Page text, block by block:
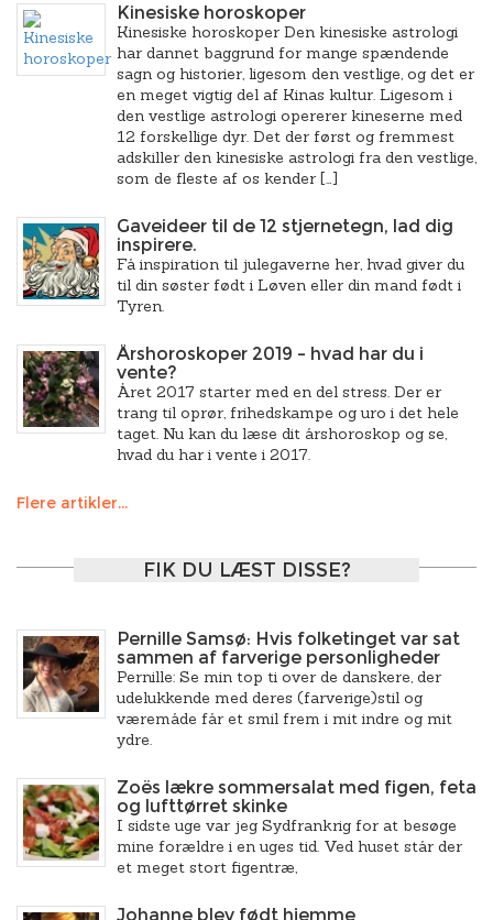
Kinesiske horoskoper
Kinesiske horoskoper Den kinesiske astrologi
har dannet baggrund for mange spændende
sagn og historier, ligesom den vestlige, og det er
en meget vigtig del af Kinas kultur. Ligesom i
den vestlige astrologi opererer kineserne med
12 forskellige dyr. Det der først og fremmest
adskiller den kinesiske astrologi fra den vestlige,
som de fleste af os kender […]
Gaveideer til de 12 stjernetegn, lad dig
inspirere.
Få inspiration til julegaverne her, hvad giver du
til din søster født i Løven eller din mand født i
Tyren.
Årshoroskoper 2019 – hvad har du i
vente?
Året 2017 starter med en del stress. Der er
trang til oprør, frihedskampe og uro i det hele
taget. Nu kan du læse dit årshoroskop og se,
hvad du har i vente i 2017.
Flere artikler...
FIK DU LÆST DISSE?
Pernille Samsø: Hvis folketinget var sat
sammen af farverige personligheder
Pernille: Se min top ti over de danskere, der
udelukkende med deres (farverige)stil og
væremåde får et smil frem i mit indre og mit
ydre.
Zoës lækre sommersalat med figen, feta
og lufttørret skinke
I sidste uge var jeg Sydfrankrig for at besøge
mine forældre i en uges tid. Ved huset står der
et meget stort figentræ,
Johanne blev født hjemme